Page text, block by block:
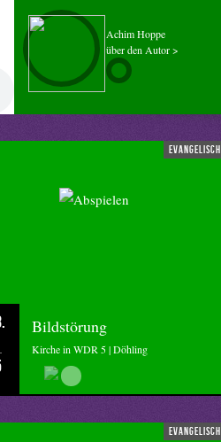
Achim Hoppe
über den Autor >
evangelisch
Bildstörung
Kirche in WDR 5 | Döhling
evangelisch